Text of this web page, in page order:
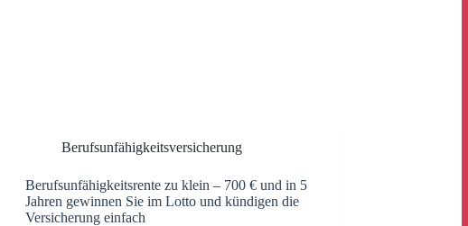
Berufsunfähigkeitsversicherung
Berufsunfähigkeitsrente zu klein – 700 € und in 5
Jahren gewinnen Sie im Lotto und kündigen die
Versicherung einfach